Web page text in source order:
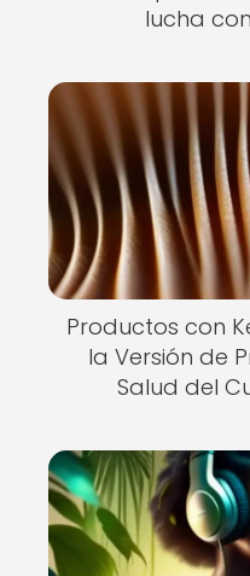
lucha
Productos con
la Versión de
Salud del